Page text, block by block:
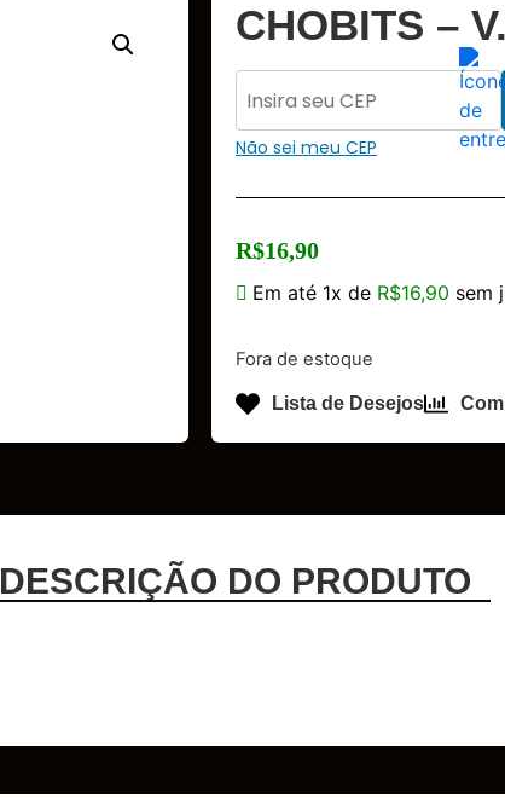
CHOBITS –
Não sei meu CEP
R$16,90
Em até 1x de R$16,90 sem
Fora de estoque
Lista de Desejos
DESCRIÇÃO DO PRODUTO